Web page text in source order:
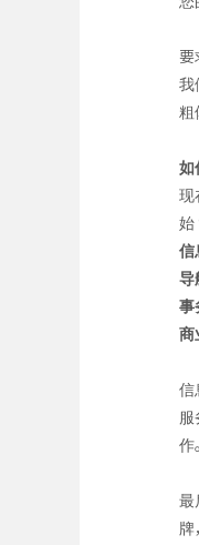
要
我
粗
如
现
始
信
导
事
商
信
作
最